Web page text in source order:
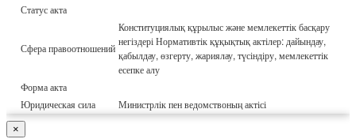
Статус акта
Сфера правоотношений
Конституциялық құрылыс және мемлекеттік басқару
негіздері Нормативтік құқықтық актілер: дайындау,
қабылдау, өзгерту, жариялау, түсіндіру, мемлекеттік
есепке алу
Форма акта
Юридическая сила
Министрлік пен ведомствоның актісі
×